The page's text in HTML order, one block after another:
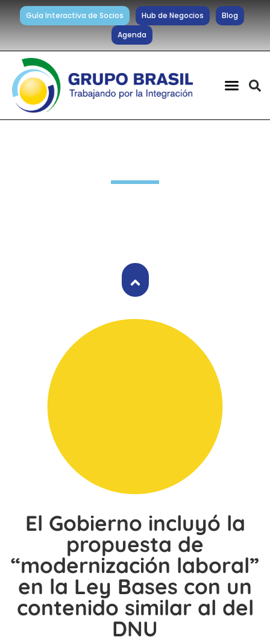
Guía Interactiva de Socios Hub de Negocios
Blog
Agenda
El Gobierno incluyó la
propuesta de
“modernización laboral”
en la Ley Bases con un
contenido similar al del
DNU